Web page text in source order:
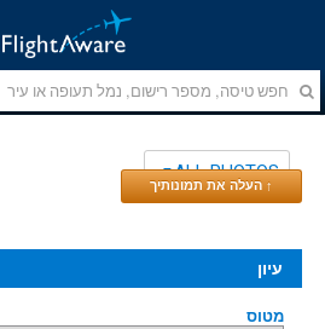
ALL PHOTOS
↑ העלה את תמונותיך
עיון
מטוס